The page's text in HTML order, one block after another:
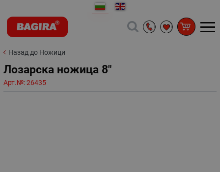
Назад до Ножици
Лозарска ножица 8"
Арт.№:26435